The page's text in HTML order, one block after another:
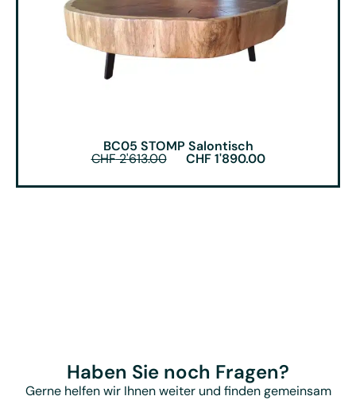
BC05 STOMP Salontisch
CHF2'613.00 CHF1'890.00
Haben Sie noch Fragen?
Gerne helfen wir Ihnen weiter und finden gemeinsam